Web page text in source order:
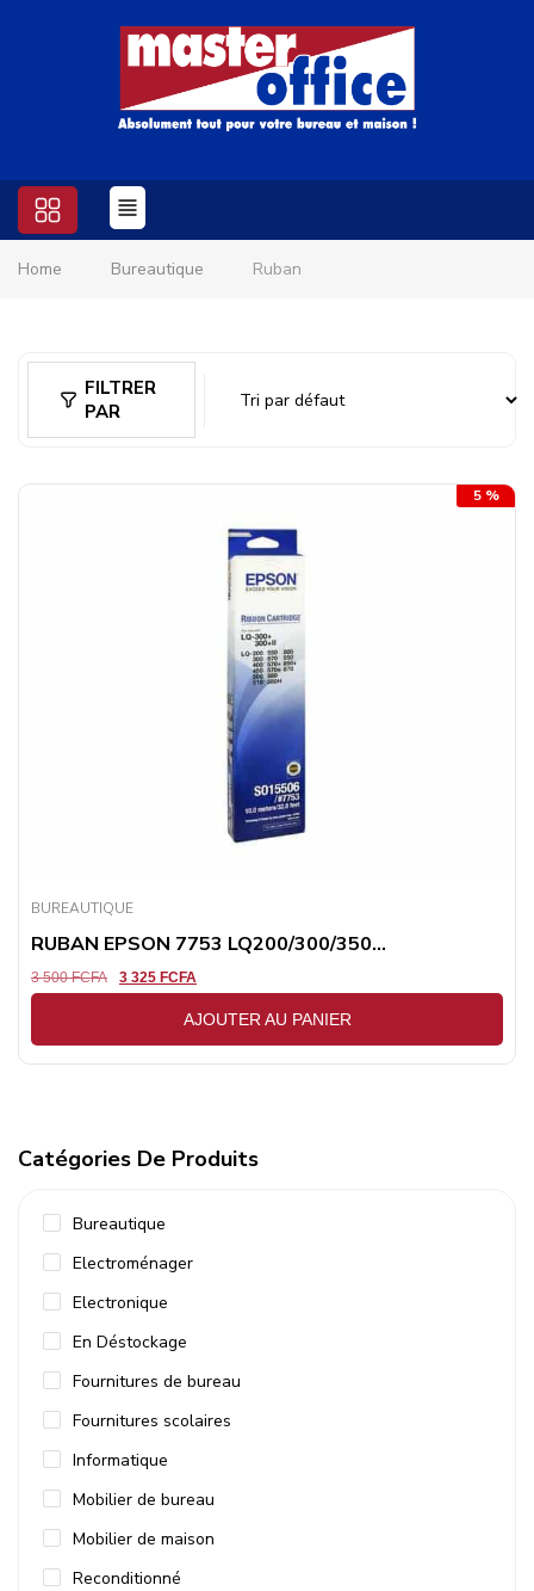
Home Bureautique Ruban
Catégories De Produits
Bureautique
Electroménager
Electronique
En Déstockage
Fournitures de bureau
Fournitures scolaires
Informatique
Mobilier de bureau
Mobilier de maison
Reconditionné
FILTRER
PAR
5 %
BUREAUTIQUE
RUBAN EPSON 7753 LQ200/300/350...
3 500FCFA 3 325 FCFA
AJOUTER AU PANIER